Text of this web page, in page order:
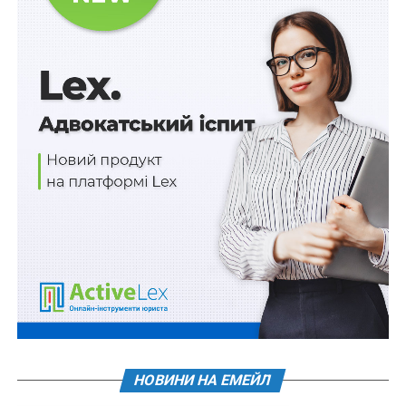
від 29 липня 2022 р.
попередньою редакцією
п. 3 передбачався також готівковий розрахунок –
ред.).
Внесено й низку інших змін, зокрема викладено в
новій редакції і додатки 1, 2 до Інструкції.
Також зверніть увагу
Правові позиції
Верховного Суду щодо кримінальних
правопорушень, пов’язаних з війною,та збірник
Воєнний стан. Всі нормативні матеріали,
алгоритми дій, роз’яснення, корисні ресурси.
Новий закон про захист населення від
НОВИНИ НА ЕМЕЙЛ